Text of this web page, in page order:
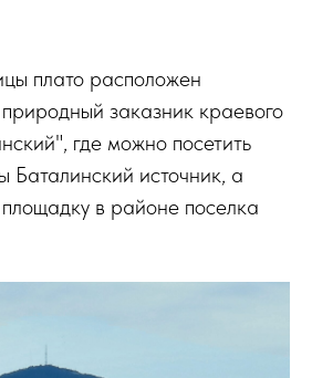
плато расположен
заказник краевого
где можно посетить
Баталинский источник, а
в районе поселка